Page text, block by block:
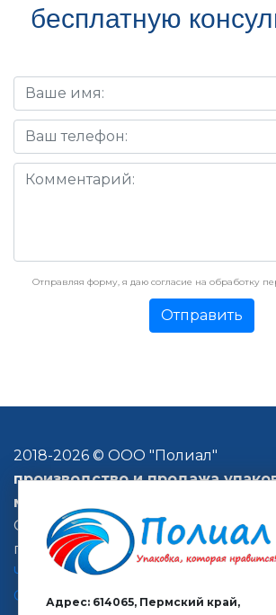
бесплатную
Отправляя форму, я даю согласие на обработку
Адрес: 614065, Пермский край,
2018-2026 © ООО "Полиал"
производство и продажа
материалов
Организована оперативная
продукции в
Екатеринбург,
Челябинск,Красноярск
Санкт-Петербург